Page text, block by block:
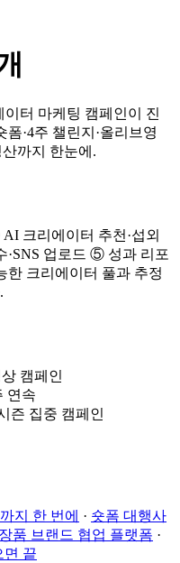
터 마케팅 캠페인이 진
·4주 챌린지·올리브영
까지 한눈에.
크리에이터 추천·섭외
업로드 ⑤ 성과 리포
한 크리에이터 풀과 추정
캠페인
연속
즌 집중 캠페인
지 한 번에 · 숏폼 대행사
품 브랜드 협업 플랫폼 ·
면 끝